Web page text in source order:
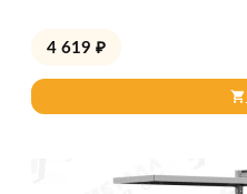
4 619 ₽